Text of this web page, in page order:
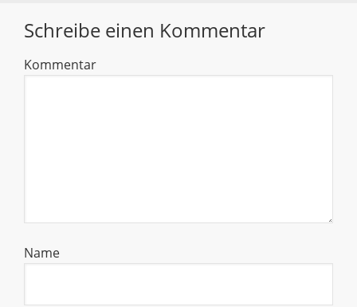
Schreibe einen Kommentar
Kommentar
Name